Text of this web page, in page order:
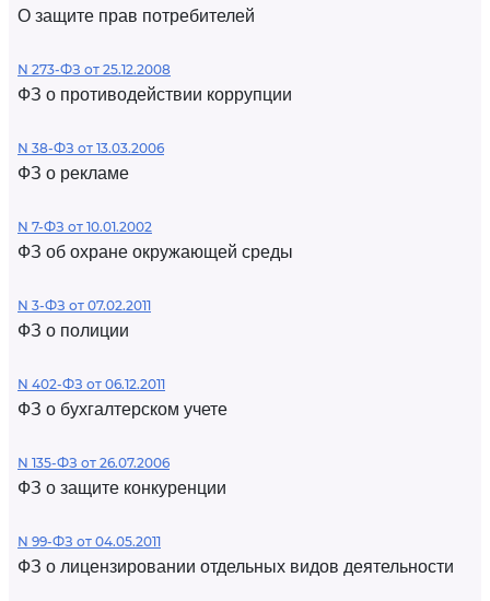
О защите прав потребителей
N 273-ФЗ от 25.12.2008
ФЗ о противодействии коррупции
N 38-ФЗ от 13.03.2006
ФЗ о рекламе
N 7-ФЗ от 10.01.2002
ФЗ об охране окружающей среды
N 3-ФЗ от 07.02.2011
ФЗ о полиции
N 402-ФЗ от 06.12.2011
ФЗ о бухгалтерском учете
N 135-ФЗ от 26.07.2006
ФЗ о защите конкуренции
N 99-ФЗ от 04.05.2011
ФЗ о лицензировании отдельных видов деятельности